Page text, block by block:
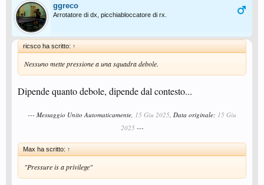
ggreco
Arrotatore di dx, picchiabloccatore di rx.
ricsco ha scritto: ↑
Nessuno mette pressione a una squadra debole.
Dipende quanto debole, dipende dal contesto...
--- Messaggio Unito Automaticamente, 15 Giu 2025 , Data originale: 15 Giu
2025 ---
Max ha scritto: ↑
"Pressure is a privilege"